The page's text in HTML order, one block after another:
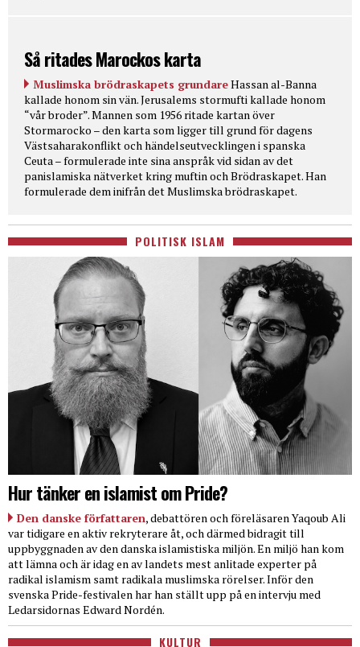
Så ritades Marockos karta
Muslimska brödraskapets grundareHassan al-Banna
kallade honom sin vän. Jerusalems stormufti kallade honom
“vår broder”. Mannen som 1956 ritade kartan över
Stormarocko – den karta som ligger till grund för dagens
Västsaharakonflikt och händelseutvecklingen i spanska
Ceuta – formulerade inte sina anspråk vid sidan av det
panislamiska nätverket kring muftin och Brödraskapet. Han
formulerade dem inifrån det Muslimska brödraskapet.
POLITISK ISLAM
Hur tänker en islamist om Pride?
Den danske författaren, debattören och föreläsaren Yaqoub Ali
var tidigare en aktiv rekryterare åt, och därmed bidragit till
uppbyggnaden av den danska islamistiska miljön. En miljö han kom
att lämna och är idag en av landets mest anlitade experter på
radikal islamism samt radikala muslimska rörelser. Inför den
svenska Pride-festivalen har han ställt upp på en intervju med
Ledarsidornas Edward Nordén.
KULTUR